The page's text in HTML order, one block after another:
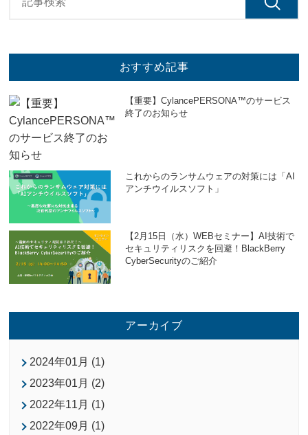
おすすめ記事
【重要】CylancePERSONA™のサービス
終了のお知らせ
これからのランサムウェアの対策には「AI
アンチウイルスソフト」
【2月15日（水）WEBセミナー】AI技術で
セキュリティリスクを回避！BlackBerry
CyberSecurityのご紹介
アーカイブ
2024年01月 (1)
2023年01月 (2)
2022年11月 (1)
2022年09月 (1)